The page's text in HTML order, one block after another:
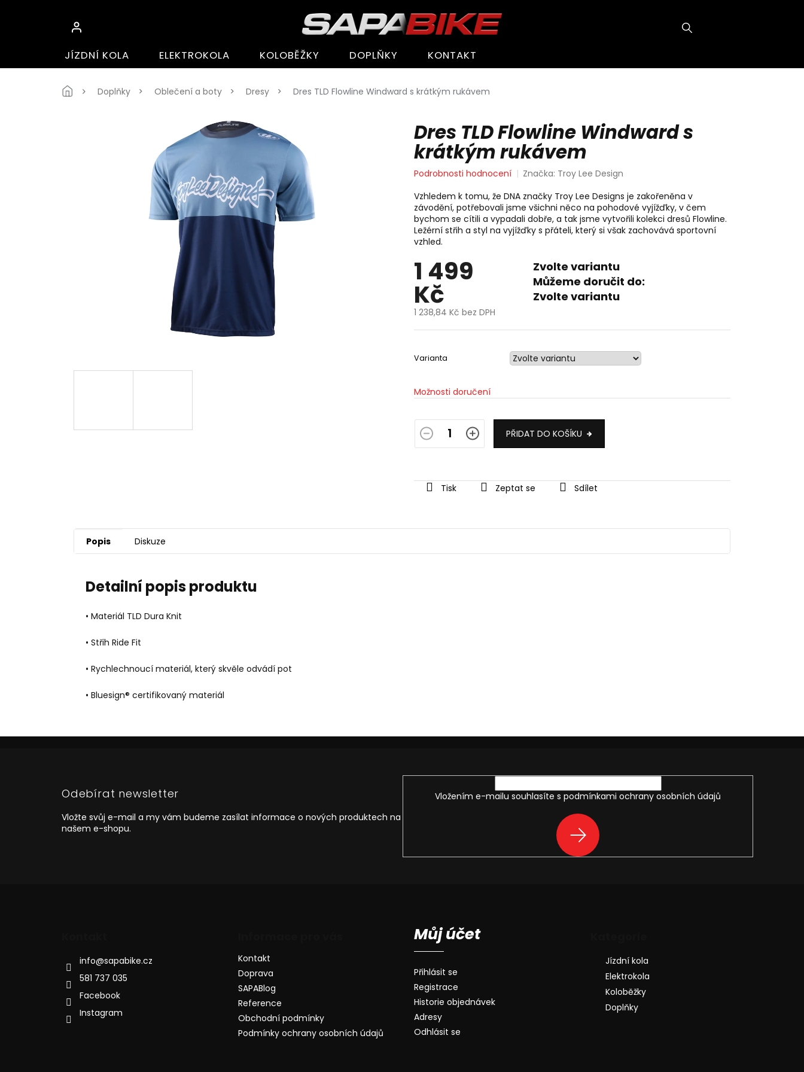
JÍZDNÍ KOLA ELEKTROKOLA KOLOBĚŽKY DOPLŇKY KONTAKT
DomůDoplňky Oblečení a boty Dresy Dres TLD Flowline Windward s krátkým rukávem
Dres TLD Flowline Windward s
krátkým rukávem
Průměrné
produktu
je
0,0
z
5
Podrobnosti hodnocení Značka: Troy Lee Design
Vzhledem k tomu, že DNA značky Troy Lee Designs je zakořeněna v
závodění, potřebovali jsme všichni něco na pohodové vyjížďky, v čem
bychom se cítili a vypadali dobře, a tak jsme vytvořili kolekci dresů Flowline.
Ležérní střih a styl na vyjížďky s přáteli, který si však zachovává sportovní
vzhled.
1 499
Kč
Zvolte variantu
Můžeme doručit do:
Zvolte variantu
1 238,84 Kč bez DPH
Měrná
Varianta
Možnosti doručení
PŘIDAT DO KOŠÍKU
Tisk Zeptat se Sdílet
Popis Diskuze
Detailní popis produktu
• Materiál TLD Dura Knit
• Střih Ride Fit
• Rychlechnoucí materiál, který skvěle odvádí pot
• Bluesign® certifikovaný materiál
Odebírat newsletter
Vložte svůj e-mail a my vám budeme zasílat informace o nových produktech na
našem e-shopu.
Vložením e-mailu souhlasíte s podmínkami ochrany osobních údajů
PŘIHLÁSIT
SE
info@sapabike.cz
581 737 035
Facebook
Instagram
Kontakt
Doprava
SAPABlog
Reference
Obchodní podmínky
Podmínky ochrany osobních údajů
Můj účet
Přihlásit se
Registrace
Historie objednávek
Adresy
Odhlásit se
Jízdní kola
Elektrokola
Koloběžky
Doplňky